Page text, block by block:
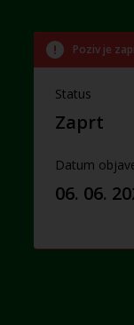
Poziv je
Status
Zaprt
Datum
06. 06.